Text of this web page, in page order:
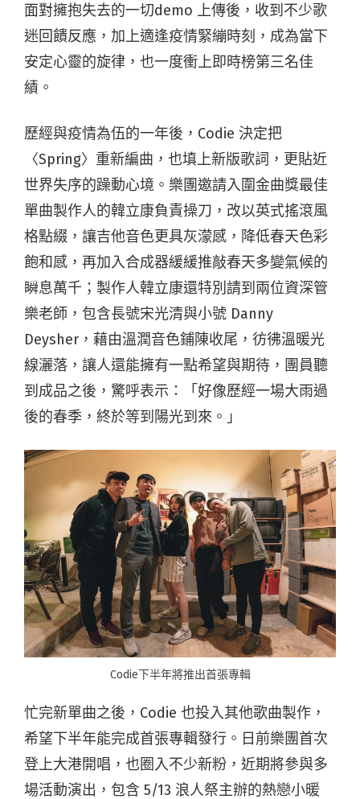
面對擁抱失去的一切demo 上傳後，收到不少歌
迷回饋反應，加上適逢疫情緊繃時刻，成為當下
安定心靈的旋律，也一度衝上即時榜第三名佳
績。
歷經與疫情為伍的一年後，Codie 決定把
〈Spring〉重新編曲，也填上新版歌詞，更貼近
世界失序的躁動心境。樂團邀請入圍金曲獎最佳
單曲製作人的韓立康負責操刀，改以英式搖滾風
格點綴，讓吉他音色更具灰濛感，降低春天色彩
飽和感，再加入合成器緩緩推敲春天多變氣候的
瞬息萬千；製作人韓立康還特別請到兩位資深管
樂老師，包含長號宋光清與小號 Danny
Deysher，藉由溫潤音色鋪陳收尾，彷彿溫暖光
線灑落，讓人還能擁有一點希望與期待，團員聽
到成品之後，驚呼表示：「好像歷經一場大雨過
後的春季，終於等到陽光到來。」
Codie下半年將推出首張專輯
忙完新單曲之後，Codie 也投入其他歌曲製作，
希望下半年能完成首張專輯發行。日前樂團首次
登上大港開唱，也圈入不少新粉，近期將參與多
場活動演出，包含 5/13 浪人祭主辦的熱戀小暖